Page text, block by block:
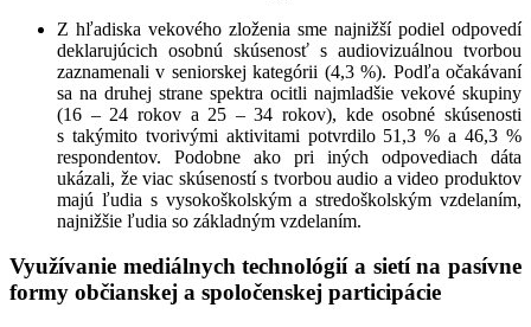
Z hľadiska vekového zloženia sme najnižší podiel odpovedí
deklarujúcich osobnú skúsenosť s audiovizuálnou tvorbou
zaznamenali v seniorskej kategórii (4,3 %). Podľa očakávaní
sa na druhej strane spektra ocitli najmladšie vekové skupiny
(16 – 24 rokov a 25 – 34 rokov), kde osobné skúsenosti
s takýmito tvorivými aktivitami potvrdilo 51,3 % a 46,3 %
respondentov. Podobne ako pri iných odpovediach dáta
ukázali, že viac skúseností s tvorbou audio a video produktov
majú ľudia s vysokoškolským a stredoškolským vzdelaním,
najnižšie ľudia so základným vzdelaním.
Využívanie mediálnych technológií a sietí na pasívne
formy občianskej a spoločenskej participácie